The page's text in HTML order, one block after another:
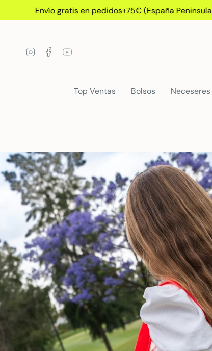
al
en pedidos+75€ (España Peninsular)
InstagramFacebook
Top Ventas Bolsos Neceseres